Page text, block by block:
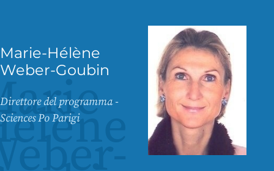
Marie-Hélène
Weber-Goubin
Direttore del programma -
Sciences Po Parigi
PT
PL
UK